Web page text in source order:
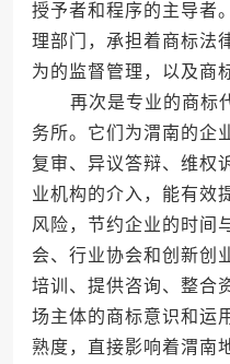
授予者和程序的主导者
理部门，承担着商标法
为的监督管理，以及商
再次是专业的商标代
务所。它们为渭南的企
复审、异议答辩、维权
业机构的介入，能有效
风险，节约企业的时间
会、行业协会和创新创
培训、提供咨询、整合
场主体的商标意识和运
熟度，直接影响着渭南